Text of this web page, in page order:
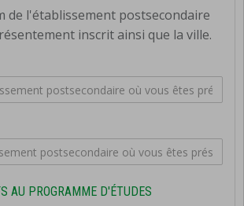
de l'établissement postsecondaire
inscrit ainsi que la ville.
AU PROGRAMME D'ÉTUDES